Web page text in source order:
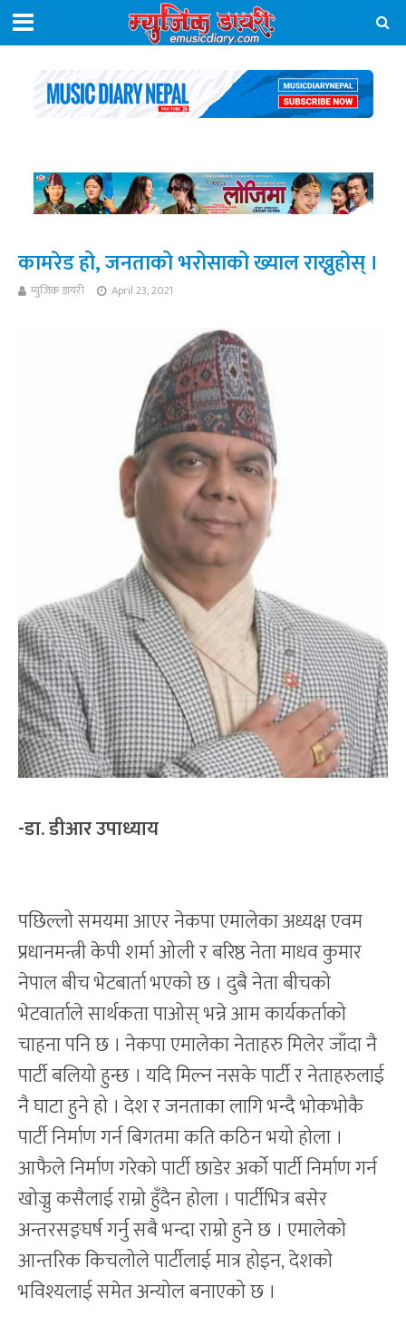
कामरेड हो, जनताको भरोसाको ख्याल राख्नुहोस् ।
म्युजिक डायरी April 23, 2021
-डा. डीआर उपाध्याय
पछिल्लो समयमा आएर नेकपा एमालेका अध्यक्ष एवम
प्रधानमन्त्री केपी शर्मा ओली र बरिष्ठ नेता माधव कुमार
नेपाल बीच भेटबार्ता भएको छ । दुबै नेता बीचको
भेटवार्ताले सार्थकता पाओस् भन्ने आम कार्यकर्ताको
चाहना पनि छ । नेकपा एमालेका नेताहरु मिलेर जाँदा नै
पार्टी बलियो हुन्छ । यदि मिल्न नसके पार्टी र नेताहरुलाई
नै घाटा हुने हो । देश र जनताका लागि भन्दै भोकभोकै
पार्टी निर्माण गर्न बिगतमा कति कठिन भयो होला ।
आफैले निर्माण गरेको पार्टी छाडेर अर्को पार्टी निर्माण गर्न
खोज्नु कसैलाई राम्रो हुँदैन होला । पार्टीभित्र बसेर
अन्तरसङ्घर्ष गर्नु सबै भन्दा राम्रो हुने छ । एमालेको
आन्तरिक किचलोले पार्टीलाई मात्र होइन, देशको
भविश्यलाई समेत अन्योल बनाएको छ ।